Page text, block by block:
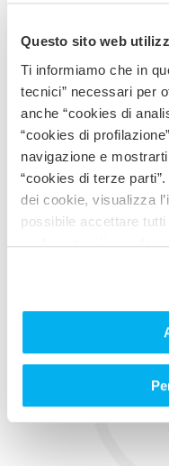
Questo sito web
Ti informiamo che in
tecnici” necessari per
anche “cookies di
“cookies di
navigazione e
“cookies di terze
dei cookie, visualizza
possibile accettare
preferenze cliccando
impostazioni
cookie o altri